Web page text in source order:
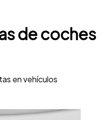
de coches
en vehículos